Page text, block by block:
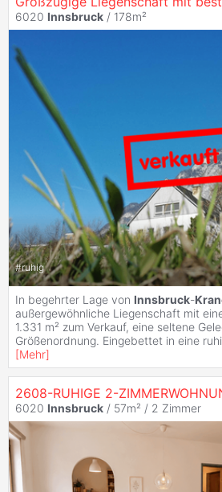
6020 Innsbruck / 178m²
#ruhig
In begehrter Lage von Innsbruck-
außergewöhnliche Liegenschaft mit
1.331 m² zum Verkauf, eine seltene
Größenordnung. Eingebettet in eine
[Mehr]
6020 Innsbruck / 57m² / 2 Zimmer